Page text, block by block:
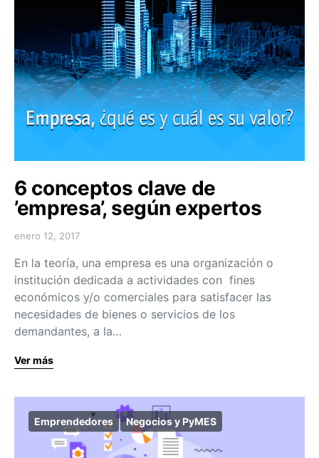
6 conceptos clave de
’empresa’, según expertos
enero 12, 2017
En la teoría, una empresa es una organización o
institución dedicada a actividades con fines
económicos y/o comerciales para satisfacer las
necesidades de bienes o servicios de los
demandantes, a la…
Ver más
Emprendedores Negocios y PyMES